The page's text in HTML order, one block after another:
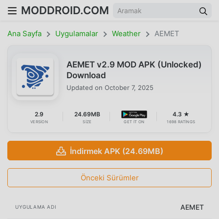
MODDROID.COM
Ana Sayfa Uygulamalar Weather AEMET
AEMET v2.9 MOD APK (Unlocked)
Download
Updated on October 7, 2025
2.9
VERSION
24.69MB
SIZE GET IT ON
4.3 ★
1698 RATINGS
İndirmek APK (24.69MB)
Önceki Sürümler
UYGULAMA ADI AEMET